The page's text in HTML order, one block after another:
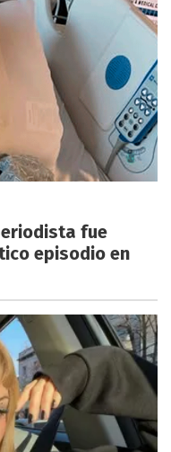
fue
episodio en